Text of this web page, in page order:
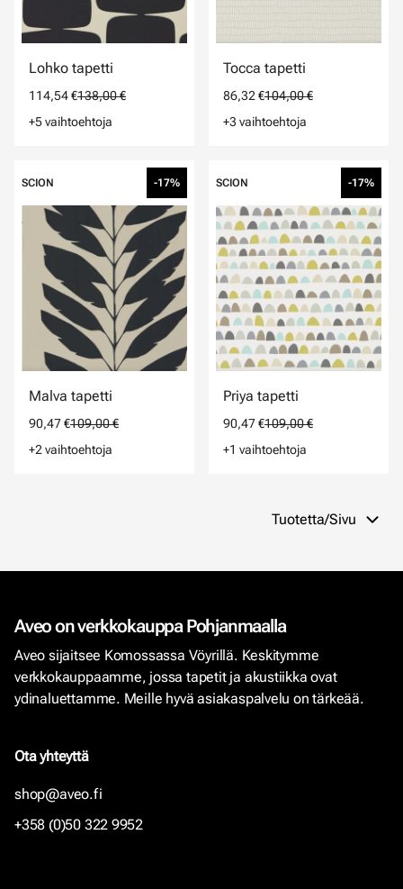
Lohko tapetti
114,54 €138,00 €
+5 vaihtoehtoja
Tocca tapetti
86,32 €104,00 €
+3 vaihtoehtoja
SCION -17%
Malva tapetti
90,47 €109,00 €
+2 vaihtoehtoja
SCION -17%
Priya tapetti
90,47 €109,00 €
+1 vaihtoehtoja
Tuotetta/Sivu
Aveo on verkkokauppa Pohjanmaalla
Aveo sijaitsee Komossassa Vöyrillä. Keskitymme
verkkokauppaamme, jossa tapetit ja akustiikka ovat
ydinaluettamme. Meille hyvä asiakaspalvelu on tärkeää.
Ota yhteyttä
shop@aveo.fi
+358 (0)50 322 9952